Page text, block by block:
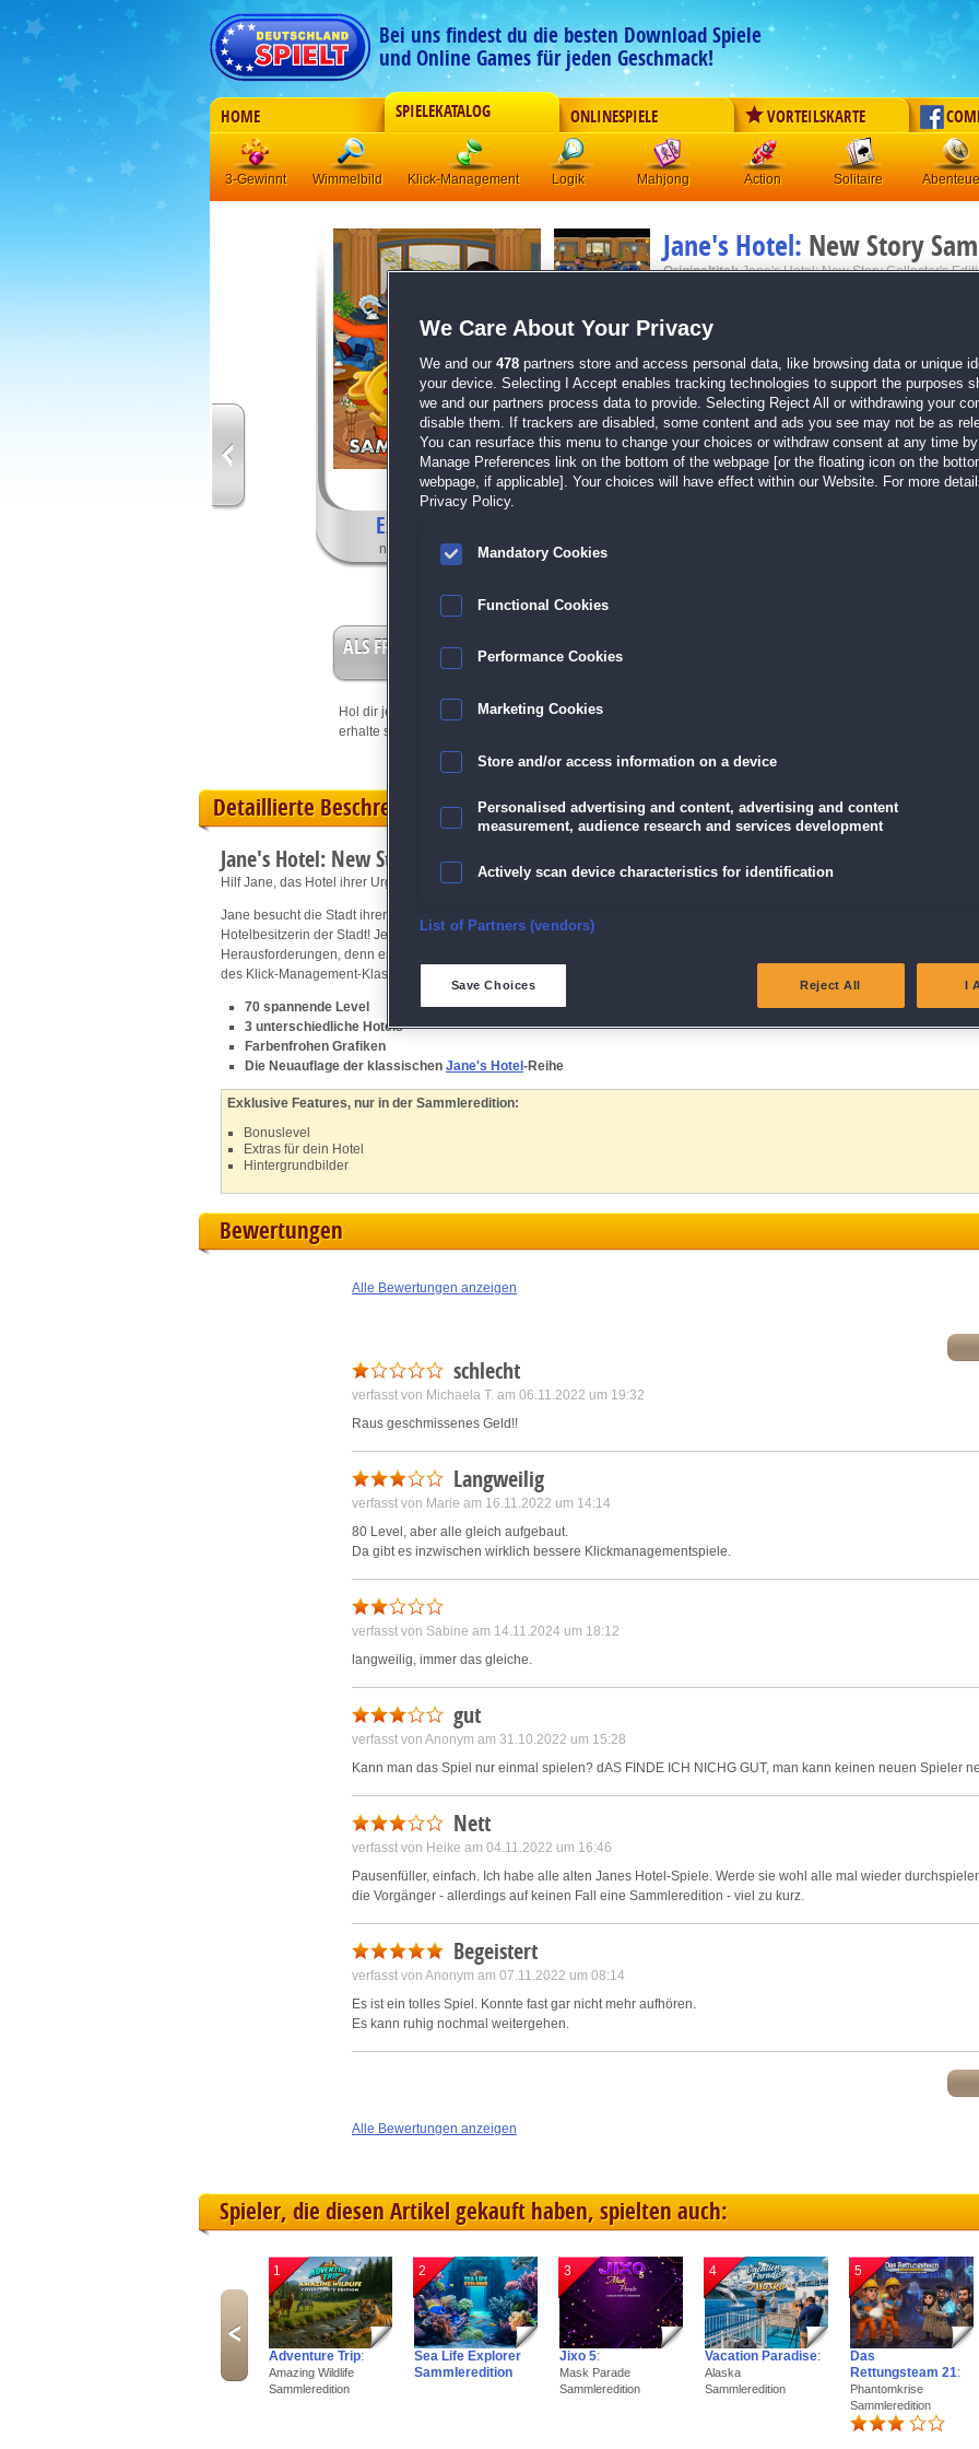
Bei uns findest du die besten Download Spiele
und Online Games für jeden Geschmack!
HOME SPIELEKATALOG ONLINESPIELE VORTEILSKARTE
3-Gewinnt Wimmelbild Klick-Management Logik Mahjong Action Solitaire
Jane's Hotel: New Story
Originaltitel:Jane's Hotel: New Story Collector's
Klick-Management | Größe: 387.6 MB
70 spannende Level
3 unterschiedliche Hotels
Farbenfrohen Grafiken
Die Neuauflage der klassischenJane's Hotel-
Exklusive Features,
nur in der Sammleredition
ALS FREISPIEL EINLÖSEN
Hol dir jetzt deine Vorteilskarteund
erhalte sofort bis zu 15 Freispiele!
GRATIS DOWNLOADEN
Detaillierte Beschreibung
Jane's Hotel: New Story Sammleredition
Hilf Jane, das Hotel ihrer Urgroßmutter wieder aufzubauen!
Jane besucht die Stadt ihrer Urgroßmutter und stellt fest, dass die Familiengeschichte wahr ist: Ihre Vorfahrin war die erste
Hotelbesitzerin der Stadt! Jetzt will Jane das Hotel und seinen Ruhm wiederherstellen. Und nach dem Erfolg warten weitere
Herausforderungen, denn es gibt zwei weitere Hotels, die das Talent von Jane dringend benötigen! Hilf Jane in der Neuauflage
des Klick-Management-Klassikers, die Wünsche aller Gäste zu erfüllen und führe die Hotels zum Erfolg!
70 spannende Level
3 unterschiedliche Hotels
Farbenfrohen Grafiken
Die Neuauflage der klassischen Jane's Hotel -Reihe
Exklusive Features, nur in der Sammleredition:
Bonuslevel
Extras für dein Hotel
Hintergrundbilder
Bewertungen
Alle Bewertungen anzeigen
schlecht
verfasst von Michaela T. am 06.11.2022 um 19:32
Raus geschmissenes Geld!!
Langweilig
verfasst von Marie am 16.11.2022 um 14:14
80 Level, aber alle gleich aufgebaut.
Da gibt es inzwischen wirklich bessere Klickmanagementspiele.
verfasst von Sabine am 14.11.2024 um 18:12
langweilig, immer das gleiche.
gut
verfasst von Anonym am 31.10.2022 um 15:28
Kann man das Spiel nur einmal spielen? dAS FINDE ICH NICHG GUT, man kann keinen neuen Spieler
Nett
verfasst von Heike am 04.11.2022 um 16:46
Pausenfüller, einfach. Ich habe alle alten Janes Hotel-Spiele. Werde sie wohl alle mal wieder
die Vorgänger - allerdings auf keinen Fall eine Sammleredition - viel zu kurz.
Begeistert
verfasst von Anonym am 07.11.2022 um 08:14
Es ist ein tolles Spiel. Konnte fast gar nicht mehr aufhören.
Es kann ruhig nochmal weitergehen.
Alle Bewertungen anzeigen
Spieler, die diesen Artikel gekauft haben, spielten auch:
1
Adventure Trip:
Amazing Wildlife
Sammleredition
2
Sea Life Explorer
Sammleredition
3
Jixo 5:
Mask Parade
Sammleredition
4
Vacation Paradise:
Alaska
Sammleredition
5
Das
Rettungsteam 21:
Phantomkrise
Sammleredition
We Care About Your Privacy
We and our 478 partners store and access personal data, like browsing data or unique
your device. Selecting I Accept enables tracking technologies to support the purposes
we and our partners process data to provide. Selecting Reject All or withdrawing your
disable them. If trackers are disabled, some content and ads you see may not be as
You can resurface this menu to change your choices or withdraw consent at any time
Manage Preferences link on the bottom of the webpage [or the floating icon on the
webpage, if applicable]. Your choices will have effect within our Website. For more
Privacy Policy.
Mandatory Cookies
Functional Cookies
Performance Cookies
Marketing Cookies
Store and/or access information on a device
Personalised advertising and content, advertising and content
measurement, audience research and services development
Actively scan device characteristics for identification
Ensure security, prevent and detect fraud, and fix errors
Match and combine data from other data sources
List of Partners (vendors)
Save Choices Reject All I